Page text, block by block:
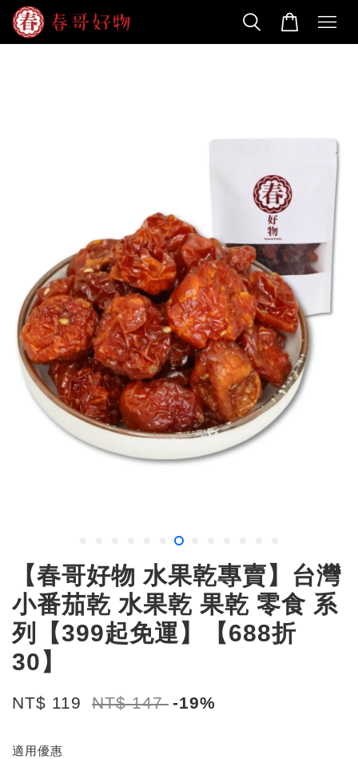
【春哥好物 水果乾專賣】台灣
小番茄乾 水果乾 果乾 零食 系
列【399起免運】【688折
30】
NT$ 119 NT$ 147 -19%
適用優惠